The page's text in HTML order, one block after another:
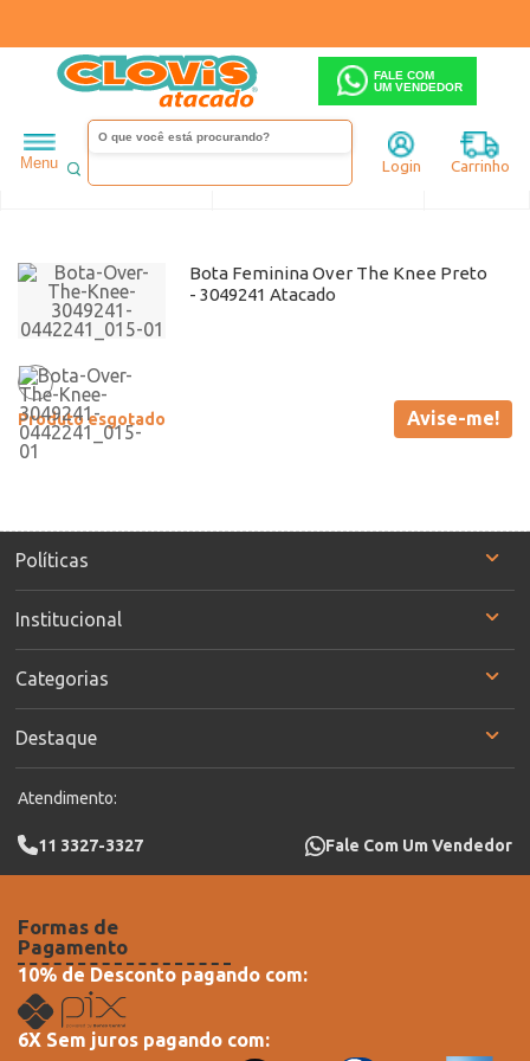
FALE COM
UM VENDEDOR
Menu Login Carrinho
Feminino Clovis Fino 144
Ordenar Filtrar
Bota Feminina Over The Knee Preto
- 3049241 Atacado
Produto esgotado Avise-me!
Políticas
Institucional
Categorias
Destaque
Atendimento:
11 3327-3327 Fale Com Um Vendedor
Formas de
Pagamento
10% de Desconto pagando com:
6X Sem juros pagando com: